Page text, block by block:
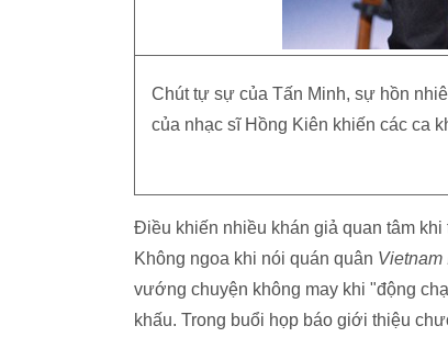
Chút tự sự của Tấn Minh, sự hồn
của nhạc sĩ Hồng Kiên khiến các ca
Điều khiến nhiều khán giả quan tâm
Không ngoa khi nói quán quân Vietnam
vướng chuyện không may khi "động
khấu. Trong buổi họp báo giới thiệu